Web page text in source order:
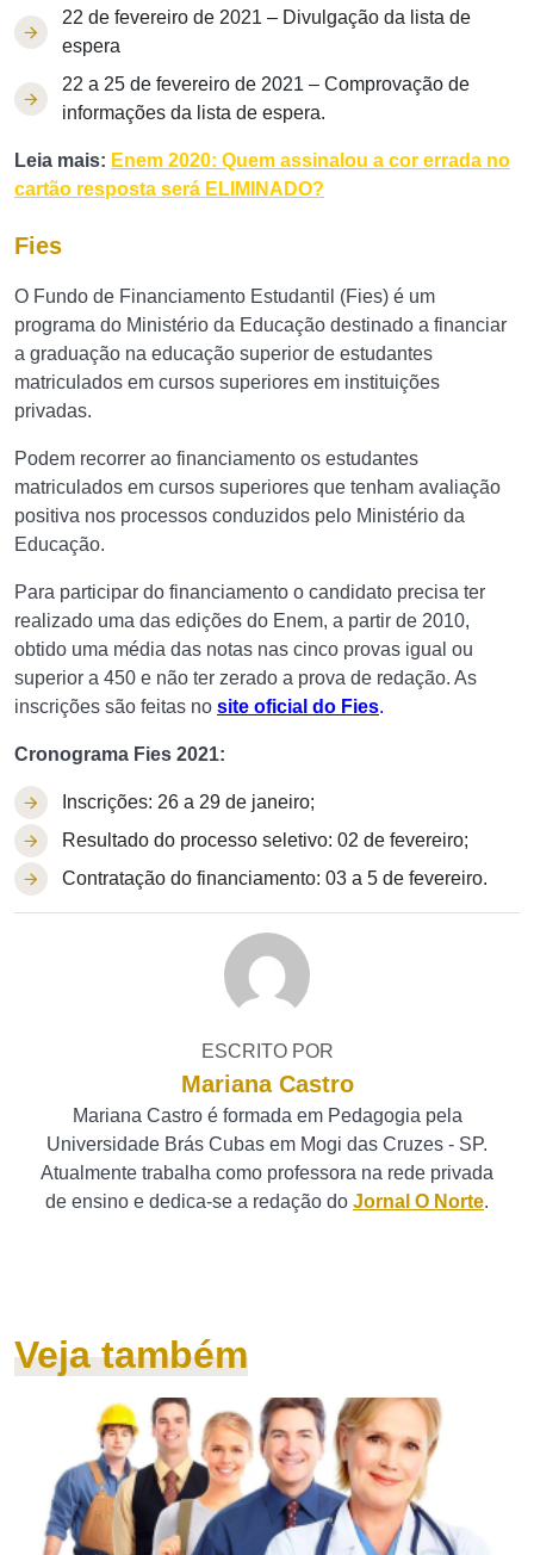
22 de fevereiro de 2021 – Divulgação da lista de
espera
22 a 25 de fevereiro de 2021 – Comprovação de
informações da lista de espera.
Leia mais: Enem 2020: Quem assinalou a cor errada no
cartão resposta será ELIMINADO?
Fies
O Fundo de Financiamento Estudantil (Fies) é um
programa do Ministério da Educação destinado a financiar
a graduação na educação superior de estudantes
matriculados em cursos superiores em instituições
privadas.
Podem recorrer ao financiamento os estudantes
matriculados em cursos superiores que tenham avaliação
positiva nos processos conduzidos pelo Ministério da
Educação.
Para participar do financiamento o candidato precisa ter
realizado uma das edições do Enem, a partir de 2010,
obtido uma média das notas nas cinco provas igual ou
superior a 450 e não ter zerado a prova de redação. As
inscrições são feitas no site oficial do Fies.
Cronograma Fies 2021:
Inscrições: 26 a 29 de janeiro;
Resultado do processo seletivo: 02 de fevereiro;
Contratação do financiamento: 03 a 5 de fevereiro.
ESCRITO POR
Mariana Castro
Mariana Castro é formada em Pedagogia pela
Universidade Brás Cubas em Mogi das Cruzes - SP.
Atualmente trabalha como professora na rede privada
de ensino e dedica-se a redação do Jornal O Norte.
Veja também